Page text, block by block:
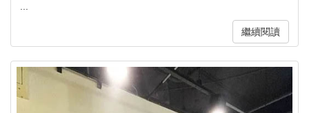
...
繼續閱讀